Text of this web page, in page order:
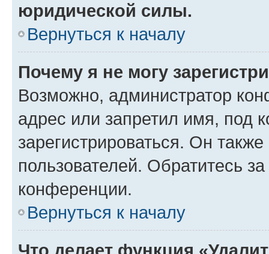
юридической силы.
Вернуться к началу
Почему я не могу
Возможно, администратор
адрес или запретил имя, под
зарегистрироваться. Он
пользователей. Обратитесь
конференции.
Вернуться к началу